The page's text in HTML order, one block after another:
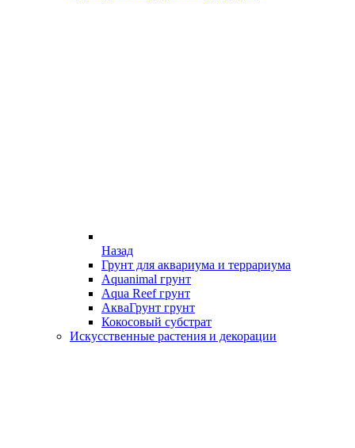
Назад
Грунт для аквариума и террариума
Aquanimal грунт
Aqua Reef грунт
АкваГрунт грунт
Кокосовый субстрат
Искусственные растения и декорации